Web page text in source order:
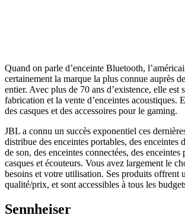
Quand on parle d’enceinte Bluetooth,
certainement la marque la plus connue auprès
entier. Avec plus de 70 ans d’existence, elle est
fabrication et la vente d’enceintes acoustiques.
des casques et des accessoires pour le gaming.
JBL a connu un succès exponentiel ces
distribue des enceintes portables, des enceintes
de son, des enceintes connectées, des enceintes
casques et écouteurs. Vous avez largement le
besoins et votre utilisation. Ses produits offrent
qualité/prix, et sont accessibles à tous les
Sennheiser